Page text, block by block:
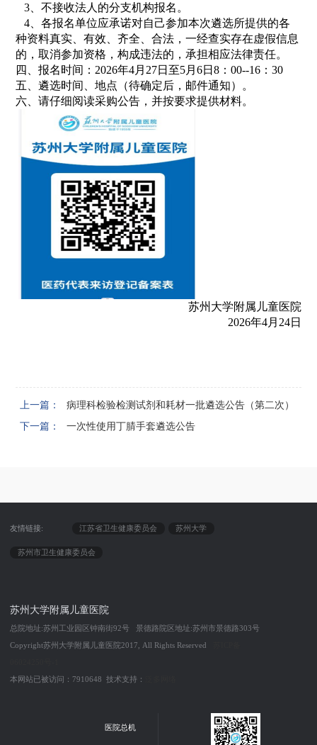
3、不接收法人的分支机构报名。
4、各报名单位应承诺对自己参加本次遴选所提供的各
种资料真实、有效、齐全、合法，一经查实存在虚假信息
的，取消参加资格，构成违法的，承担相应法律责任。
四、报名时间：2026年4月27日至5月6日8：00--16：30
五、遴选时间、地点（待确定后，邮件通知）。
六、请仔细阅读采购公告，并按要求提供材料。
苏州大学附属儿童医院
2026年4月24日
上一篇：
病理科检验检测试剂和耗材一批遴选公告（第二次）
下一篇：
一次性使用丁腈手套遴选公告
友情链接: 江苏省卫生健康委员会 苏州大学
苏州市卫生健康委员会
苏州大学附属儿童医院
总院地址:苏州工业园区钟南街92号 景德路院区地址:苏州市景德路303号
Copyright苏州大学附属儿童医院2017, All Rights Reserved
本网站已被访问：7910648 技术支持：
医院总机